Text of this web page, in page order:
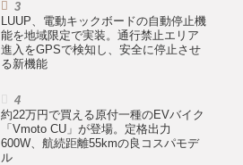
LUUP、電動キックボードの自動停止機
能を地域限定で実装。通行禁止エリア
進入をGPSで検知し、安全に停止させ
る新機能
約22万円で買える原付一種のEVバイク
「Vmoto CU」が登場。定格出力
600W、航続距離55kmの良コスパモデ
ル